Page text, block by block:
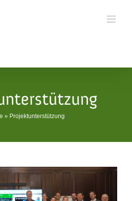
» Projektunterstützung